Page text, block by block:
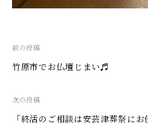
投
稿
ビ
ゲ
前の投稿
竹原市でお仏壇じまい♬
次の投稿
「終活のご相談は安芸津葬祭にお